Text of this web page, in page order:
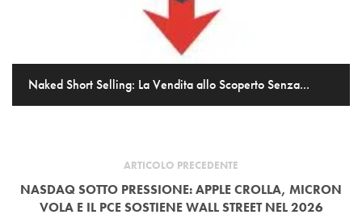
Naked Short Selling: La Vendita allo Scoperto Senza...
ARTICOLO PRECEDENTE
NASDAQ SOTTO PRESSIONE: APPLE CROLLA, MICRON
VOLA E IL PCE SOSTIENE WALL STREET NEL 2026